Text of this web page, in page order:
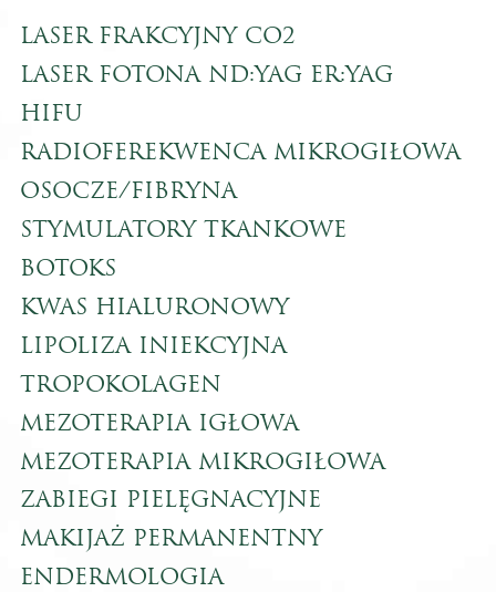
LASER FRAKCYJNY CO2
LASER FOTONA ND:YAG ER:YAG
HIFU
RADIOFEREKWENCA MIKROGIŁOWA
OSOCZE/FIBRYNA
STYMULATORY TKANKOWE
BOTOKS
KWAS HIALURONOWY
LIPOLIZA INIEKCYJNA
TROPOKOLAGEN
MEZOTERAPIA IGŁOWA
MEZOTERAPIA MIKROGIŁOWA
ZABIEGI PIELĘGNACYJNE
MAKIJAŻ PERMANENTNY
ENDERMOLOGIA